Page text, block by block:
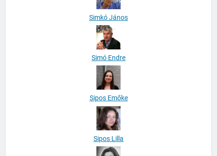
Simkó János
Simó Endre
Sipos Emőke
Sipos Lilla